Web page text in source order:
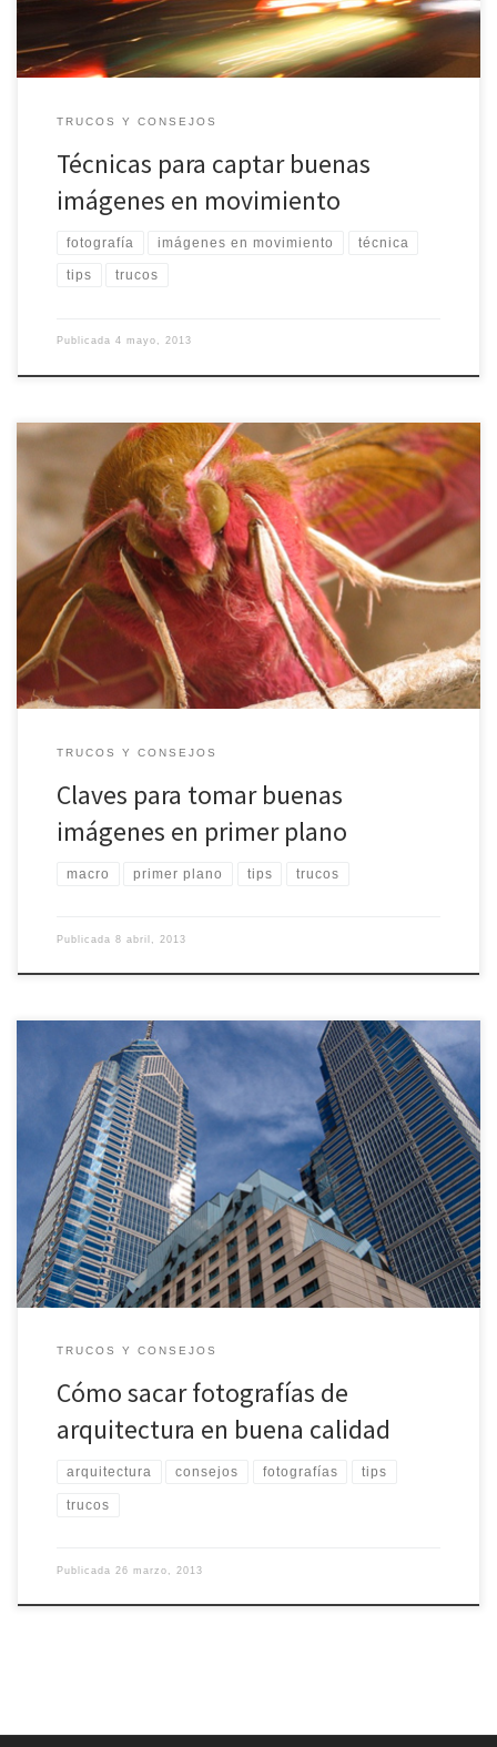
TRUCOS Y CONSEJOS
Técnicas para captar buenas
imágenes en movimiento
fotografía imágenes en movimiento técnica
tips trucos
Publicada 4 mayo, 2013
Una de las fotografías que resultan más atractivas a la vista son las
que se captan en primer plano. Una gran variedad de objetos
pueden ser interesantes para tomar en primer plano. En este
artículo se detallan algunas claves a tener en cuenta para lograr
imágenes con una óptima calidad. […]
TRUCOS Y CONSEJOS
Claves para tomar buenas
imágenes en primer plano
macro primer plano tips trucos
Publicada 8 abril, 2013
Una de las atracciones para los aficionados a la fotografía son los
grandes edificios arquitectónicos y paisajes urbanos. Es
fundamental conocer ciertas tácticas y herramientas para lograr las
mejores imágenes de este estilo. En este artículo se brindan
algunas claves sobre la cámara, las capturas, el momento indicado
para tomar […]
TRUCOS Y CONSEJOS
Cómo sacar fotografías de
arquitectura en buena calidad
arquitectura consejos fotografías tips
trucos
Publicada 26 marzo, 2013